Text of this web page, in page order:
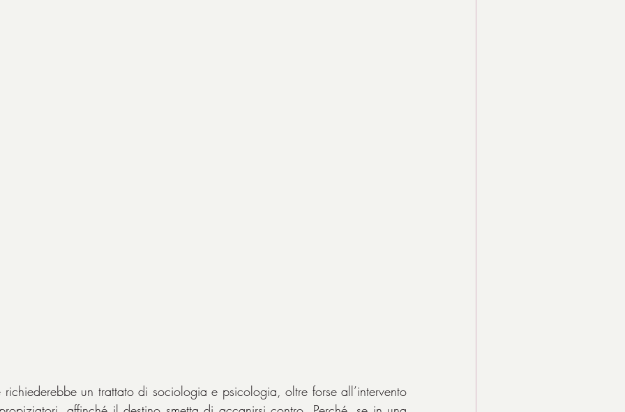
un trattato di sociologia e psicologia, oltre forse all’intervento